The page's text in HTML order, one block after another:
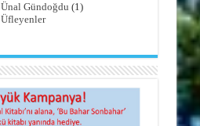
Ünal Gündoğdu (1)
Üfleyenler